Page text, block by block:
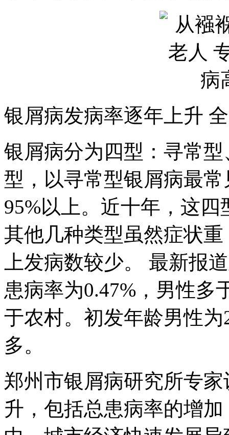
银屑病发病率逐年上升
银屑病分为四型：寻常
型，以寻常型银屑病最
95%以上。近十年，这
其他几种类型虽然症状
上发病数较少。 最新报
患病率为0.47%，男性多
于农村。初发年龄男性
多。
郑州市银屑病研究所专
升，包括总患病率的增